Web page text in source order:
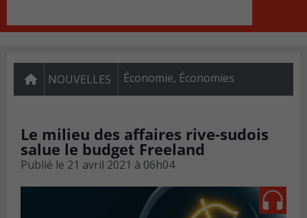
NOUVELLES Économie, Économies
Le milieu des affaires rive-sudois
salue le budget Freeland
Publié le 21 avril 2021 à 06h04